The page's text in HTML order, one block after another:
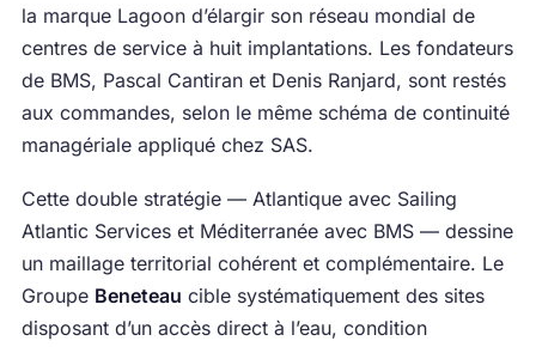
la marque Lagoon d’élargir son réseau mondial de
centres de service à huit implantations. Les fondateurs
de BMS, Pascal Cantiran et Denis Ranjard, sont restés
aux commandes, selon le même schéma de continuité
managériale appliqué chez SAS.
Cette double stratégie — Atlantique avec Sailing
Atlantic Services et Méditerranée avec BMS — dessine
un maillage territorial cohérent et complémentaire. Le
Groupe Beneteau cible systématiquement des sites
disposant d’un accès direct à l’eau, condition